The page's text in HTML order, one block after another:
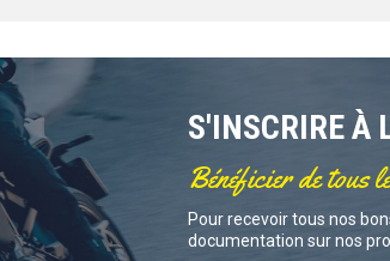
S'INSCRIRE À
Bénéficier de tous
Pour recevoir tous nos
documentation sur nos